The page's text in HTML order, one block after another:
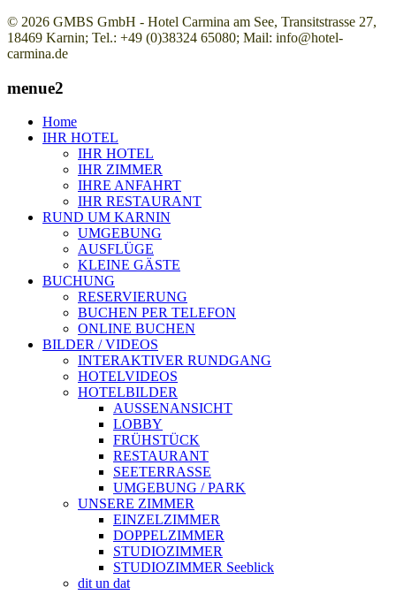
© 2026 GMBS GmbH - Hotel Carmina am See, Transitstrasse 27,
18469 Karnin; Tel.: +49 (0)38324 65080; Mail: info@hotel-
carmina.de
menue2
Home
IHR HOTEL
IHR HOTEL
IHR ZIMMER
IHRE ANFAHRT
IHR RESTAURANT
RUND UM KARNIN
UMGEBUNG
AUSFLÜGE
KLEINE GÄSTE
BUCHUNG
RESERVIERUNG
BUCHEN PER TELEFON
ONLINE BUCHEN
BILDER / VIDEOS
INTERAKTIVER RUNDGANG
HOTELVIDEOS
HOTELBILDER
AUSSENANSICHT
LOBBY
FRÜHSTÜCK
RESTAURANT
SEETERRASSE
UMGEBUNG / PARK
UNSERE ZIMMER
EINZELZIMMER
DOPPELZIMMER
STUDIOZIMMER
STUDIOZIMMER Seeblick
dit un dat